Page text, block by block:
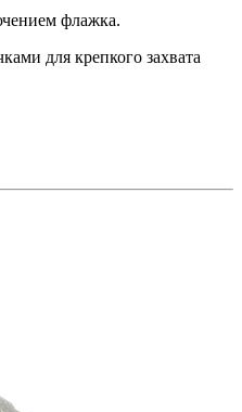
флажка.
для крепкого захвата